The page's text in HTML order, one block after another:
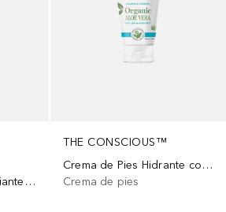
Mascarilla Facial Exfoliante con Ácido Glicólico
THE CONSCIOUS™
Crema de Pies Hidrante con Ácido Hialurónico
Crema de pies